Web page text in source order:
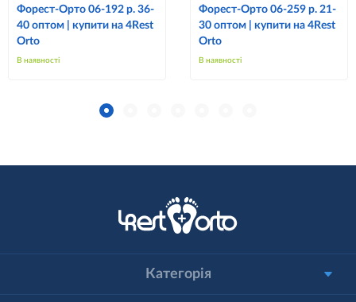
Форест-Орто 06-192 р. 36-
40 оптом | купити на 4Rest
Orto
В наявності
Форест-Орто 06-259 р. 21-
30 оптом | купити на 4Rest
Orto
В наявності
Категорія